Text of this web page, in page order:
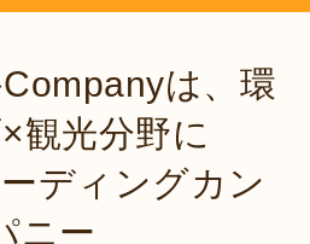
は、環
観光分野に
ディングカン
ニー